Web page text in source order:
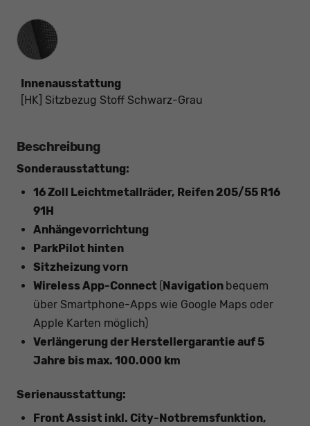
Innenausstattung
Innenausstattung
[HK] Sitzbezug Stoff Schwarz-Grau
Beschreibung
Sonderausstattung:
16 Zoll Leichtmetallräder, Reifen 205/55 R16
91H
Anhängevorrichtung
ParkPilot hinten
Sitzheizung vorn
Wireless App-Connect ( Navigation bequem
über Smartphone-Apps wie Google Maps oder
Apple Karten möglich)
Verlängerung der Herstellergarantie auf 5
Jahre bis max. 100.000 km
Serienausstattung:
Front Assist inkl. City-Notbremsfunktion,